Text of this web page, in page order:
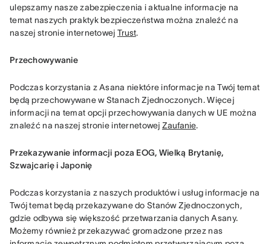
ulepszamy nasze zabezpieczenia i aktualne informacje na
temat naszych praktyk bezpieczeństwa można znaleźć na
naszej stronie internetowej Trust.
Przechowywanie
Podczas korzystania z Asana niektóre informacje na Twój temat
będą przechowywane w Stanach Zjednoczonych. Więcej
informacji na temat opcji przechowywania danych w UE można
znaleźć na naszej stronie internetowej Zaufanie.
Przekazywanie informacji poza EOG, Wielką Brytanię,
Szwajcarię i Japonię
Podczas korzystania z naszych produktów i usług informacje na
Twój temat będą przekazywane do Stanów Zjednoczonych,
gdzie odbywa się większość przetwarzania danych Asany.
Możemy również przekazywać gromadzone przez nas